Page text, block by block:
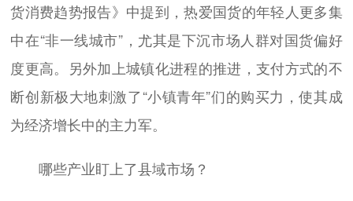
货消费趋势报告》中提到，热爱国货的年轻人更多集
中在“非一线城市”，尤其是下沉市场人群对国货偏好
度更高。另外加上城镇化进程的推进，支付方式的不
断创新极大地刺激了“小镇青年”们的购买力，使其成
为经济增长中的主力军。
哪些产业盯上了县域市场？